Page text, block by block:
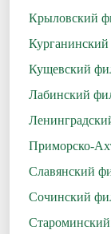
Крыловский
Кущевский
Лабинский
Приморско-
Славянский
Сочинский